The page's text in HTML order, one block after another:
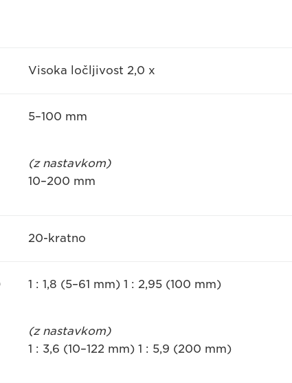
Visoka ločljivost 2,0 x
5–100 mm
(z nastavkom)
10–200 mm
20-kratno
1 : 1,8 (5–61 mm) 1 : 2,95 (100 mm)
(z nastavkom)
1 : 3,6 (10–122 mm) 1 : 5,9 (200 mm)